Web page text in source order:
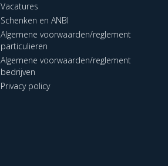
Vacatures
Schenken en ANBI
Algemene voorwaarden/reglement
particulieren
Algemene voorwaarden/reglement
bedrijven
Privacy policy